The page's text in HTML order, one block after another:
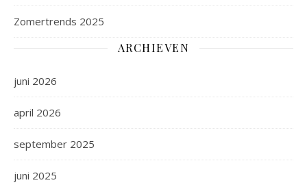
Zomertrends 2025
ARCHIEVEN
juni 2026
april 2026
september 2025
juni 2025